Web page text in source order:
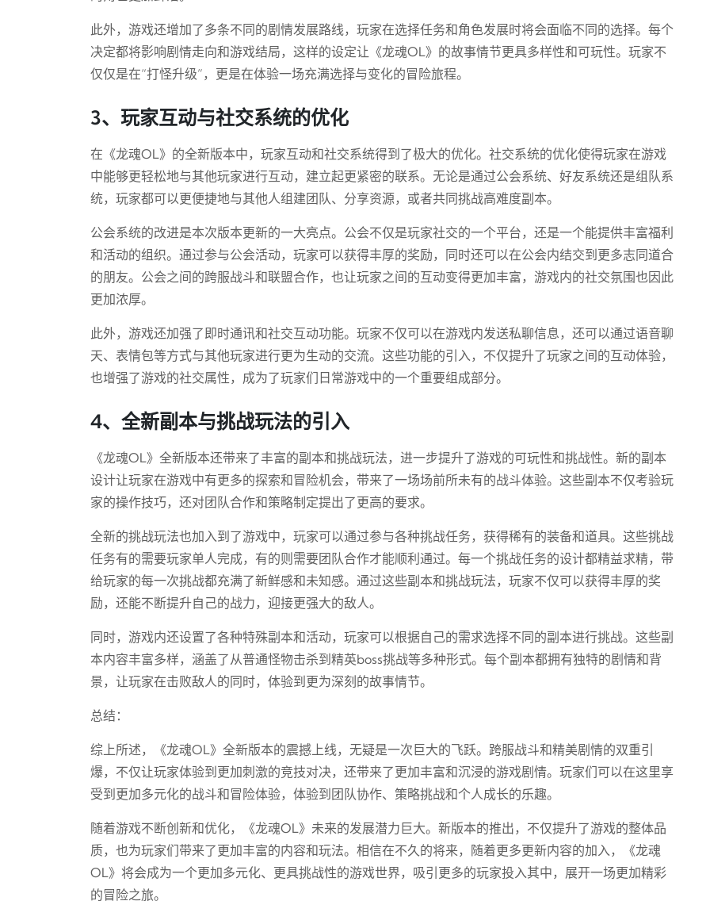
此外，游戏还增加了多条不同的剧情发展路线，玩家在选择任务和角色发展时将会面临不同的选择。每个
决定都将影响剧情走向和游戏结局，这样的设定让《龙魂OL》的故事情节更具多样性和可玩性。玩家不
仅仅是在“打怪升级”，更是在体验一场充满选择与变化的冒险旅程。
3、玩家互动与社交系统的优化
在《龙魂OL》的全新版本中，玩家互动和社交系统得到了极大的优化。社交系统的优化使得玩家在游戏
中能够更轻松地与其他玩家进行互动，建立起更紧密的联系。无论是通过公会系统、好友系统还是组队系
统，玩家都可以更便捷地与其他人组建团队、分享资源，或者共同挑战高难度副本。
公会系统的改进是本次版本更新的一大亮点。公会不仅是玩家社交的一个平台，还是一个能提供丰富福利
和活动的组织。通过参与公会活动，玩家可以获得丰厚的奖励，同时还可以在公会内结交到更多志同道合
的朋友。公会之间的跨服战斗和联盟合作，也让玩家之间的互动变得更加丰富，游戏内的社交氛围也因此
更加浓厚。
此外，游戏还加强了即时通讯和社交互动功能。玩家不仅可以在游戏内发送私聊信息，还可以通过语音聊
天、表情包等方式与其他玩家进行更为生动的交流。这些功能的引入，不仅提升了玩家之间的互动体验，
也增强了游戏的社交属性，成为了玩家们日常游戏中的一个重要组成部分。
4、全新副本与挑战玩法的引入
《龙魂OL》全新版本还带来了丰富的副本和挑战玩法，进一步提升了游戏的可玩性和挑战性。新的副本
设计让玩家在游戏中有更多的探索和冒险机会，带来了一场场前所未有的战斗体验。这些副本不仅考验玩
家的操作技巧，还对团队合作和策略制定提出了更高的要求。
全新的挑战玩法也加入到了游戏中，玩家可以通过参与各种挑战任务，获得稀有的装备和道具。这些挑战
任务有的需要玩家单人完成，有的则需要团队合作才能顺利通过。每一个挑战任务的设计都精益求精，带
给玩家的每一次挑战都充满了新鲜感和未知感。通过这些副本和挑战玩法，玩家不仅可以获得丰厚的奖
励，还能不断提升自己的战力，迎接更强大的敌人。
同时，游戏内还设置了各种特殊副本和活动，玩家可以根据自己的需求选择不同的副本进行挑战。这些副
本内容丰富多样，涵盖了从普通怪物击杀到精英boss挑战等多种形式。每个副本都拥有独特的剧情和背
景，让玩家在击败敌人的同时，体验到更为深刻的故事情节。
总结：
综上所述，《龙魂OL》全新版本的震撼上线，无疑是一次巨大的飞跃。跨服战斗和精美剧情的双重引
爆，不仅让玩家体验到更加刺激的竞技对决，还带来了更加丰富和沉浸的游戏剧情。玩家们可以在这里享
受到更加多元化的战斗和冒险体验，体验到团队协作、策略挑战和个人成长的乐趣。
随着游戏不断创新和优化，《龙魂OL》未来的发展潜力巨大。新版本的推出，不仅提升了游戏的整体品
质，也为玩家们带来了更加丰富的内容和玩法。相信在不久的将来，随着更多更新内容的加入，《龙魂
OL》将会成为一个更加多元化、更具挑战性的游戏世界，吸引更多的玩家投入其中，展开一场更加精彩
的冒险之旅。